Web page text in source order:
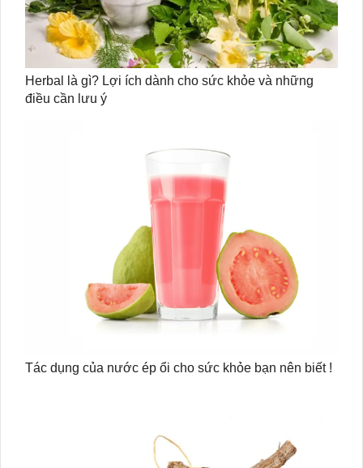
Herbal là gì? Lợi ích dành cho sức khỏe và những
điều cần lưu ý
Tác dụng của nước ép ổi cho sức khỏe bạn nên biết !